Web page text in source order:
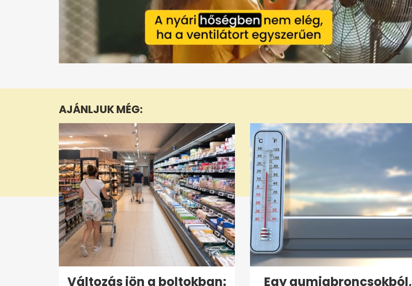
1
2
secondsVolume
0%
AJÁNLJUK MÉG:
Változás jön a boltokban: Egy gumiabroncsokból,